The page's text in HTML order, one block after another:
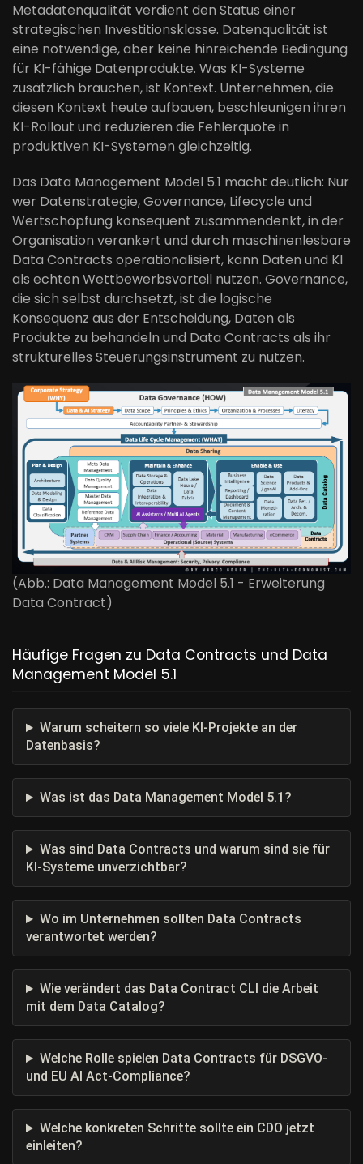
Metadatenqualität verdient den Status einer
strategischen Investitionsklasse. Datenqualität ist
eine notwendige, aber keine hinreichende Bedingung
für KI-fähige Datenprodukte. Was KI-Systeme
zusätzlich brauchen, ist Kontext. Unternehmen, die
diesen Kontext heute aufbauen, beschleunigen ihren
KI-Rollout und reduzieren die Fehlerquote in
produktiven KI-Systemen gleichzeitig.
Das Data Management Model 5.1 macht deutlich: Nur
wer Datenstrategie, Governance, Lifecycle und
Wertschöpfung konsequent zusammendenkt, in der
Organisation verankert und durch maschinenlesbare
Data Contracts operationalisiert, kann Daten und KI
als echten Wettbewerbsvorteil nutzen. Governance,
die sich selbst durchsetzt, ist die logische
Konsequenz aus der Entscheidung, Daten als
Produkte zu behandeln und Data Contracts als ihr
strukturelles Steuerungsinstrument zu nutzen.
(Abb.: Data Management Model 5.1 - Erweiterung
Data Contract)
Häufige Fragen zu Data Contracts und Data
Management Model 5.1
Warum scheitern so viele KI-Projekte an der
Datenbasis?
Was ist das Data Management Model 5.1?
Was sind Data Contracts und warum sind sie für
KI-Systeme unverzichtbar?
Wo im Unternehmen sollten Data Contracts
verantwortet werden?
Wie verändert das Data Contract CLI die Arbeit
mit dem Data Catalog?
Welche Rolle spielen Data Contracts für DSGVO-
und EU AI Act-Compliance?
Welche konkreten Schritte sollte ein CDO jetzt
einleiten?